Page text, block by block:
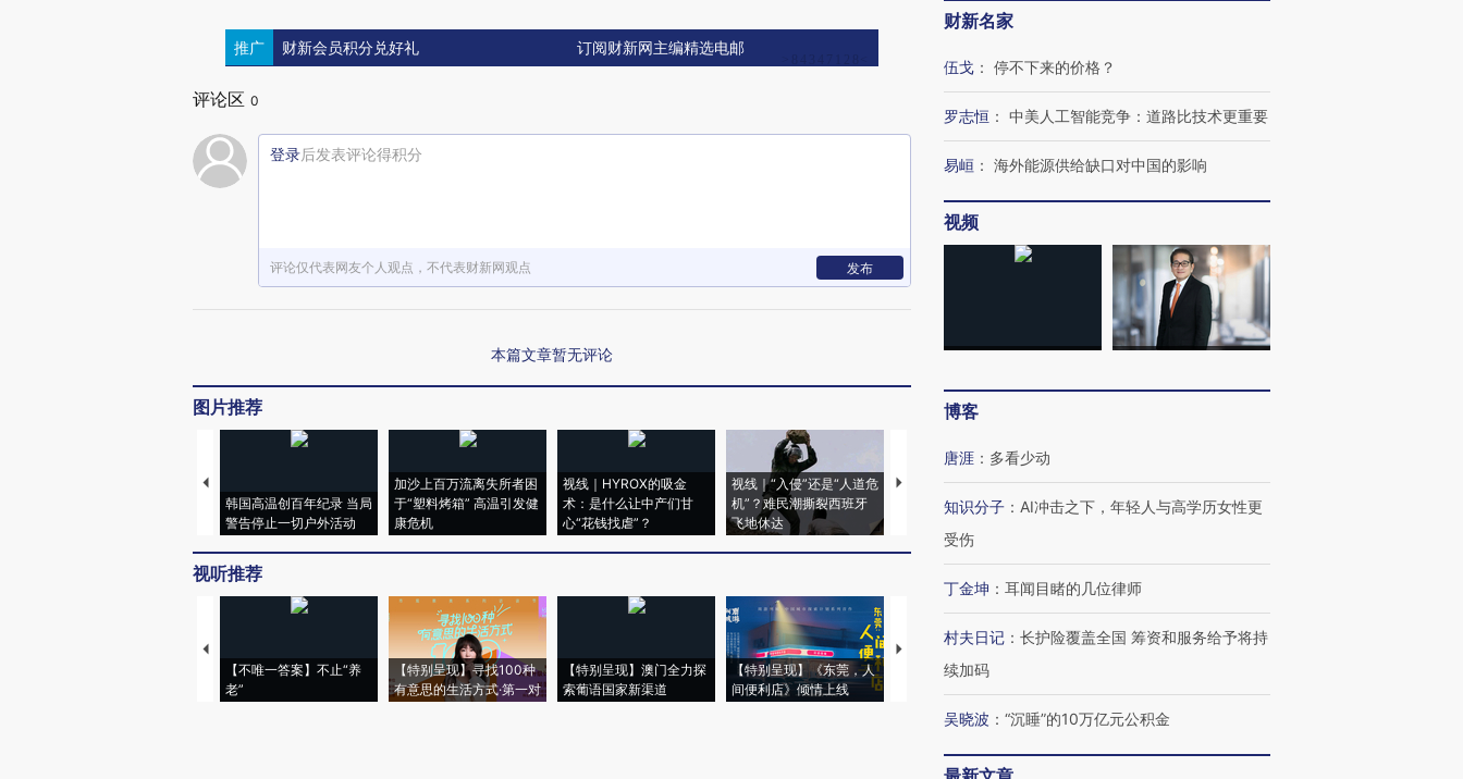
推广 财新会员积分兑好礼 订阅财新网主编精选电邮
评论区 0
登录后发表评论得积分
评论仅代表网友个人观点，不代表财新网观点 发布
本篇文章暂无评论
图片推荐
韩国高温创百年纪录 当局
警告停止一切户外活动
加沙上百万流离失所者困
于“塑料烤箱” 高温引发健
康危机
视线｜HYROX的吸金
术：是什么让中产们甘
心“花钱找虐”？
视线｜“入侵”还是“人道危
机”？难民潮撕裂西班牙
飞地休达
视线｜被称为“蟑螂”的印
度Z世代 用街头抗争将教
湖北宜昌局部短时降雨
128毫米 紧急转移近
视线｜火箭残骸撞月球的
背后：太空垃圾与
视听推荐
【不唯一答案】不止“养
老”
【特别呈现】寻找100种
有意思的生活方式·第一对
【特别呈现】澳门全力探
索葡语国家新渠道
【特别呈现】《东莞，人
间便利店》倾情上线
【推广】走进第四届链博
会，让数智科技“链”接产
【商旅对话】华住集团
财新名家
伍戈 ： 停不下来的价格？
罗志恒 ： 中美人工智能竞争：道路比技术更重要
易峘 ： 海外能源供给缺口对中国的影响
视频
博客
唐涯 ： 多看少动
知识分子 ： AI冲击之下，年轻人与高学历女性更
受伤
丁金坤 ： 耳闻目睹的几位律师
村夫日记 ： 长护险覆盖全国 筹资和服务给予将持
续加码
吴晓波 ： “沉睡”的10万亿元公积金